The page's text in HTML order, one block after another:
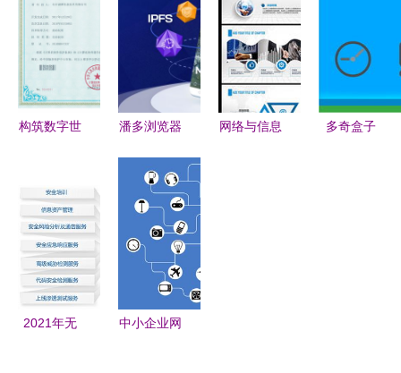
吗？——网
络与信息安
全软件开发
的关键议题
字时代的防
线
力实验室行
政许可信息
化建设
构筑数字世
网络与信息
安全软件开
发之路
潘多浏览器
心，开启
Web3.0移
动新生态的
守护者
网络与信息
多奇盒子
2021年无
中小企业网